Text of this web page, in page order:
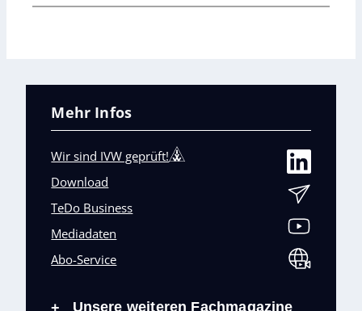
Mehr Infos
Wir sind IVW geprüft!
Download
TeDo Business
Mediadaten
Abo-Service
+ Unsere weiteren Fachmagazine